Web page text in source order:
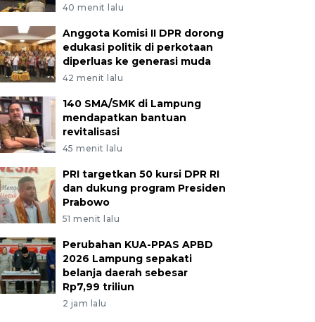
40 menit lalu
Anggota Komisi II DPR dorong
edukasi politik di perkotaan
diperluas ke generasi muda
42 menit lalu
140 SMA/SMK di Lampung
mendapatkan bantuan
revitalisasi
45 menit lalu
PRI targetkan 50 kursi DPR RI
dan dukung program Presiden
Prabowo
51 menit lalu
Perubahan KUA-PPAS APBD
2026 Lampung sepakati
belanja daerah sebesar
Rp7,99 triliun
2 jam lalu